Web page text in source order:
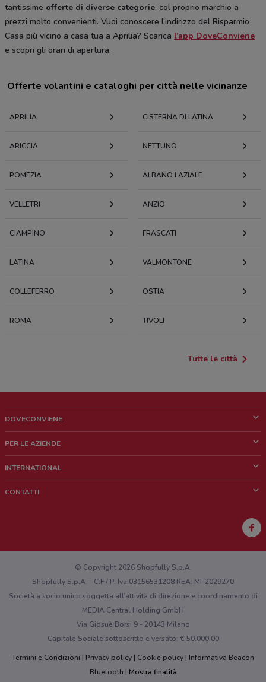
tantissime offerte di diverse categorie, col proprio marchio a
prezzi molto convenienti. Vuoi conoscere l’indirizzo del Risparmio
Casa più vicino a casa tua a Aprilia? Scarica l’app DoveConviene
e scopri gli orari di apertura.
Offerte volantini e cataloghi per città nelle vicinanze
APRILIA CISTERNA DI LATINA
ARICCIA NETTUNO
POMEZIA ALBANO LAZIALE
VELLETRI ANZIO
CIAMPINO FRASCATI
LATINA VALMONTONE
COLLEFERRO OSTIA
ROMA TIVOLI
Tutte le città
DOVECONVIENE
Chi siamo
Lavora con noi
PER LE AZIENDE
Richieste commerciali e marketing
INTERNATIONAL
CONTATTI
Hai un malfunzionamento sul web o sull'app?
© Copyright 2026 Shopfully S.p.A.
Shopfully S.p.A. - C.F / P. Iva 03156531208 REA: MI-2029270
Società a socio unico soggetta all’attività di direzione e coordinamento di
MEDIA Central Holding GmbH
Via Giosuè Borsi 9 - 20143 Milano
Capitale Sociale sottoscritto e versato: € 50.000,00
Termini e Condizioni
Privacy policy Cookie policy
Informativa Beacon
Bluetooth
Mostra finalità